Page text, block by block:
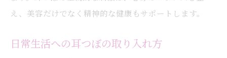
耳つぼで得られる自然な健康美の魅力
え、美容だけでなく精神的な健康もサポートします。
日常生活への耳つぼの取り入れ方